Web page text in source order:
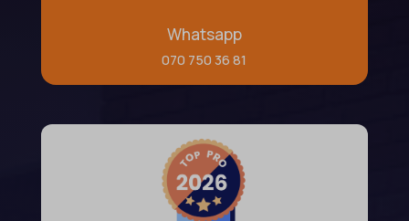
Whatsapp
070 750 36 81